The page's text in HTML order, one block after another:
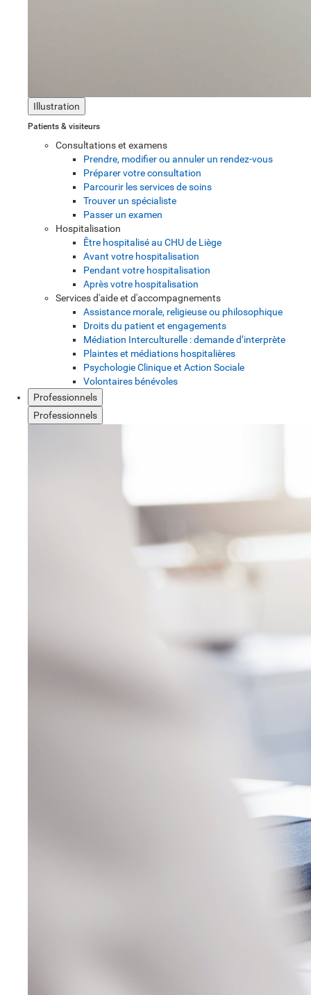
Illustration
Patients & visiteurs
Consultations et examens
Prendre, modifier ou annuler un rendez-vous
Préparer votre consultation
Parcourir les services de soins
Trouver un spécialiste
Passer un examen
Hospitalisation
Être hospitalisé au CHU de Liège
Avant votre hospitalisation
Pendant votre hospitalisation
Après votre hospitalisation
Services d'aide et d'accompagnements
Assistance morale, religieuse ou philosophique
Droits du patient et engagements
Médiation Interculturelle : demande d’interprète
Plaintes et médiations hospitalières
Psychologie Clinique et Action Sociale
Volontaires bénévoles
Professionnels
Professionnels